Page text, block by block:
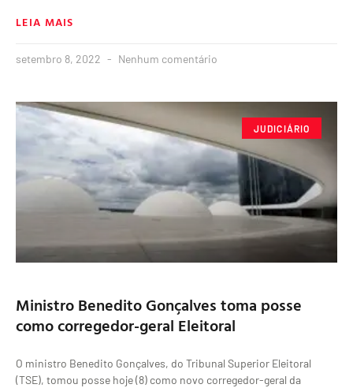
LEIA MAIS
setembro 8, 2022 Nenhum comentário
JUDICIÁRIO
Ministro Benedito Gonçalves toma posse
como corregedor-geral Eleitoral
O ministro Benedito Gonçalves, do Tribunal Superior Eleitoral
(TSE), tomou posse hoje (8) como novo corregedor-geral da